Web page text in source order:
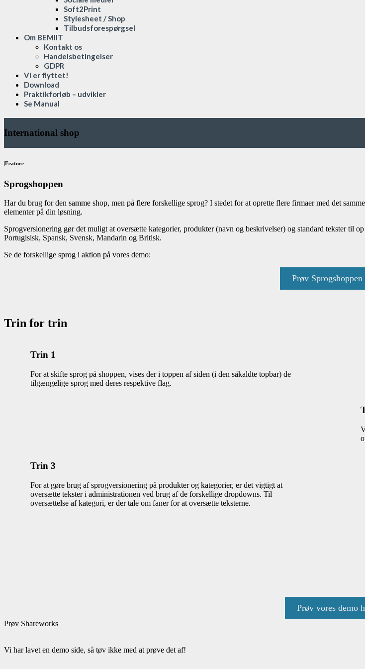
Soft2Print
Stylesheet / Shop
Tilbudsforespørgsel
Om BEMIIT
Kontakt os
Handelsbetingelser
GDPR
Vi er flyttet!
Download
Praktikforløb – udvikler
Se Manual
International shop
|Feature
Sprogshoppen
Har du brug for den samme shop, men på flere forskellige sprog? I stedet for at oprette flere firmaer med det
elementer på din løsning.
Sprogversionering gør det muligt at oversætte kategorier, produkter (navn og beskrivelser) og standard tekster
Portugisisk, Spansk, Svensk, Mandarin og Britisk.
Se de forskellige sprog i aktion på vores demo:
Prøv Sprogshoppen
Trin for trin
Trin 1
For at skifte sprog på shoppen, vises der i toppen af siden (i den såkaldte topbar) de
tilgængelige sprog med deres respektive flag.
Trin 3
For at gøre brug af sprogversionering på produkter og kategorier, er det vigtigt at
oversætte tekster i administrationen ved brug af de forskellige dropdowns. Til
oversættelse af kategori, er der tale om faner for at oversætte teksterne.
Prøv vores demo
Prøv Shareworks
Vi har lavet en demo side, så tøv ikke med at prøve det af!